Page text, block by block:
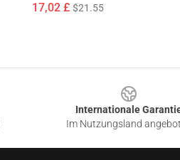
17,02 £ $21.55
Internationale
Im Nutzungsland